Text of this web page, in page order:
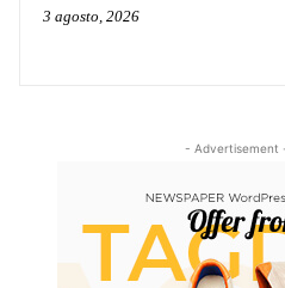
3 agosto, 2026
- Advertisement